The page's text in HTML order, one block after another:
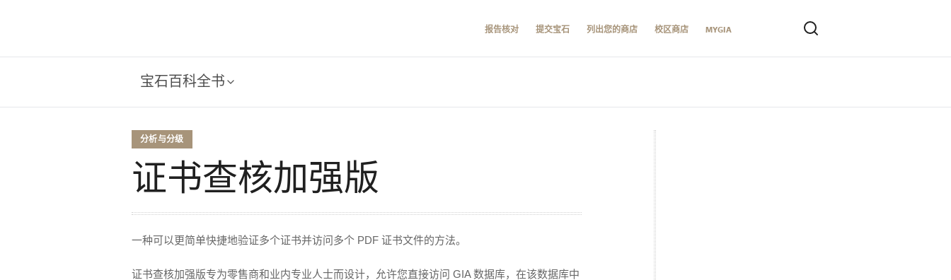
报告核对 提交宝石 列出您的商店 校区商店 MYGIA
宝石百科全书
分析与分级
证书查核加强版
一种可以更简单快捷地验证多个证书并访问多个 PDF 证书文件的方法。
证书查核加强版专为零售商和业内专业人士而设计，允许您直接访问 GIA 数据库，在该数据库中